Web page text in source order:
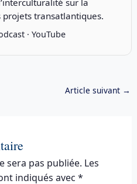
projets transatlantiques.
· YouTube
Article suivant →
sera pas publiée. Les
indiqués avec *